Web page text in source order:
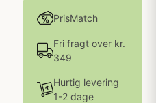
PrisMatch
Fri fragt over kr.
349
Hurtig levering
1-2 dage